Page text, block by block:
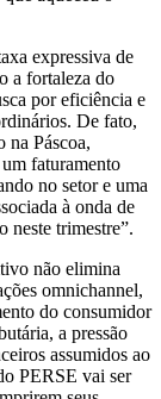
expressiva de
a fortaleza do
por eficiência e
De fato,
na Páscoa,
faturamento
no setor e uma
à onda de
neste trimestre”.
não elimina
omnichannel,
do consumidor
a pressão
assumidos ao
PERSE vai ser